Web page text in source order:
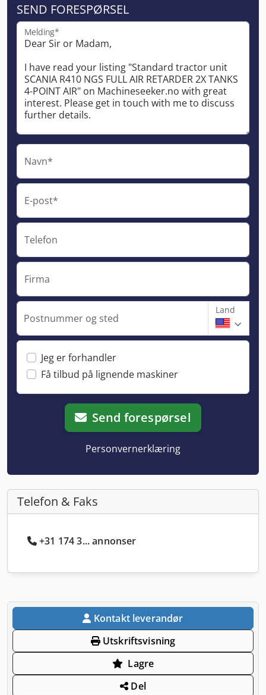
SEND FORESPØRSEL
Melding*
Navn*
E-post*
Telefon
Firma
Postnummer og sted
Land
Jeg er forhandler
Få tilbud på lignende maskiner
Send forespørsel
Personvernerklæring
Telefon & Faks
+31 174 3... annonser
Kontakt leverandør
Utskriftsvisning
Lagre
Del